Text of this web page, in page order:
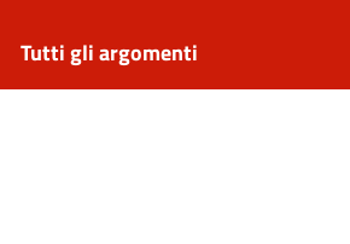
Tutti gli argomenti